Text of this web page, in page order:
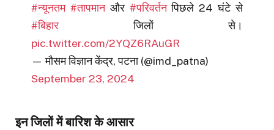
#न्यूनतम #तापमानऔर #परिवर्तनपिछले 24 घंटे से
#बिहार जिलों से।
pic.twitter.com/2YQZ6RAuGR
— मौसम विज्ञान केंद्र, पटना (@imd_patna)
September 23, 2024
इन जिलों में बारिश के आसार